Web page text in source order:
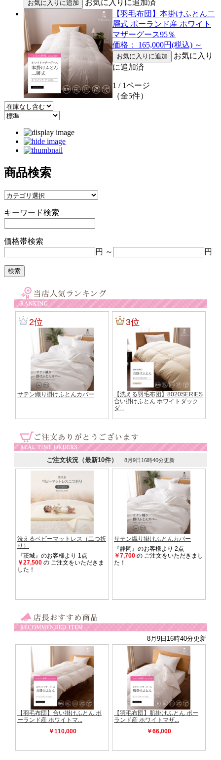
お気に入りに追加済
【羽毛布団】本掛けふとん二
層式 ポーランド産 ホワイト
マザーグース95％
価格： 165,000円(税込) ～
お気に入り
に追加済
1 / 1ページ
（全5件）
商品検索
キーワード検索
価格帯検索
円 ～
円